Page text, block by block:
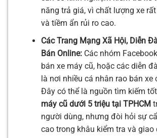
năng trả giá, vì chất lượng xe
và tiềm ẩn rủi ro cao.
Các Trang Mạng Xã Hội, Diễn
Bán Online:Các nhóm
bán xe máy cũ, hoặc các diễn
là nơi nhiều cá nhân rao bán xe
Đây có thể là nguồn tìm kiếm
máy cũ dưới 5 triệu tại TPHCM
người dùng, nhưng đòi hỏi sự
cao trong khâu kiểm tra và giao